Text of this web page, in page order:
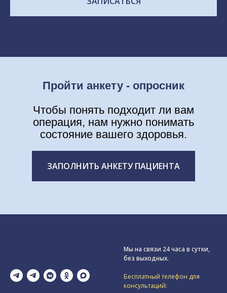
клинику
Пройти анкету - опросник